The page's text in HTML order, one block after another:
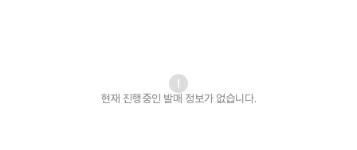
현재 진행중인 발매 정보가 없습니다.